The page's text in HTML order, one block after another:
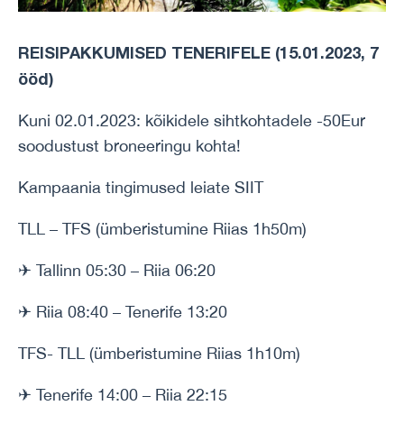
REISIPAKKUMISED TENERIFELE (15.01.2023, 7
ööd)
Kuni 02.01.2023: kõikidele sihtkohtadele -50Eur
soodustust broneeringu kohta!
Kampaania tingimused leiate SIIT
TLL – TFS (ümberistumine Riias 1h50m)
✈ Tallinn 05:30 – Riia 06:20
✈ Riia 08:40 – Tenerife 13:20
TFS- TLL (ümberistumine Riias 1h10m)
✈ Tenerife 14:00 – Riia 22:15